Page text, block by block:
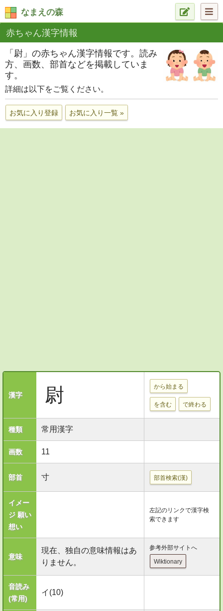
なまえの森
赤ちゃん漢字情報
「尉」の赤ちゃん漢字情報です。読み
方、画数、部首などを掲載していま
す。
詳細は以下をご覧ください。
お気に入り登録 お気に入り一覧 »
漢字 尉 から始まる
を含む で終わる
種類 常用漢字
画数 11
部首 寸 部首検索(漢)
イメー
ジ 願い
想い
左記のリンクで漢字検
索できます
意味
現在、独自の意味情報はあ
りません。
参考外部サイトへ
Wiktionary
音読み
(常用)
イ(10)